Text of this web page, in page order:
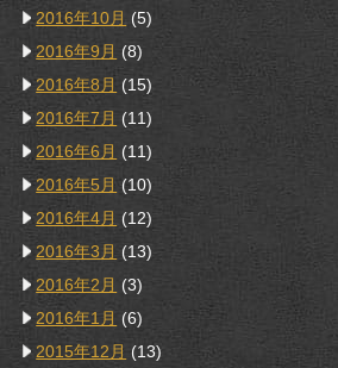
2016年10月 (5)
2016年9月 (8)
2016年8月 (15)
2016年7月 (11)
2016年6月 (11)
2016年5月 (10)
2016年4月 (12)
2016年3月 (13)
2016年2月 (3)
2016年1月 (6)
2015年12月 (13)